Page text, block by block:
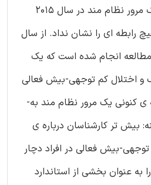
توجهی-بیش فعالی در یک مرور نظام مند در سال 2015
رابطه ای را نشان نداد. از سال
مطالعه انجام شده است که یک
و اختلال کم توجهی-بیش فعالی
ی کنونی یک مرور نظام مند به-
بیش تر کارشناسان درباره ی
بیش فعالی در افراد دچار
به عنوان بخشی از استاندارد